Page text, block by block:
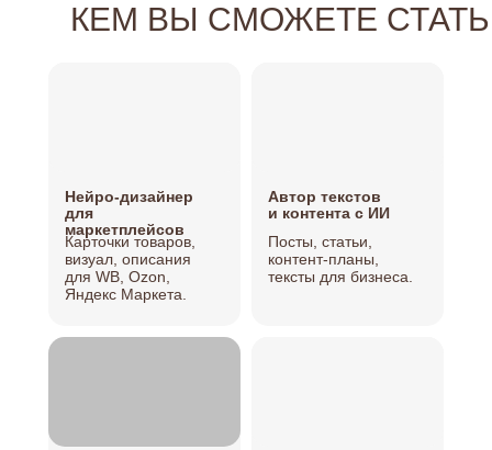
КЕМ ВЫ СМОЖЕТЕ СТАТЬ
Карточки товаров,
визуал, описания
для WB, Ozon,
Яндекс Маркета.
Посты, статьи,
контент-планы,
тексты для бизнеса.
Нейро-дизайнер
для
маркетплейсов
Автор текстов
и контента с ИИ